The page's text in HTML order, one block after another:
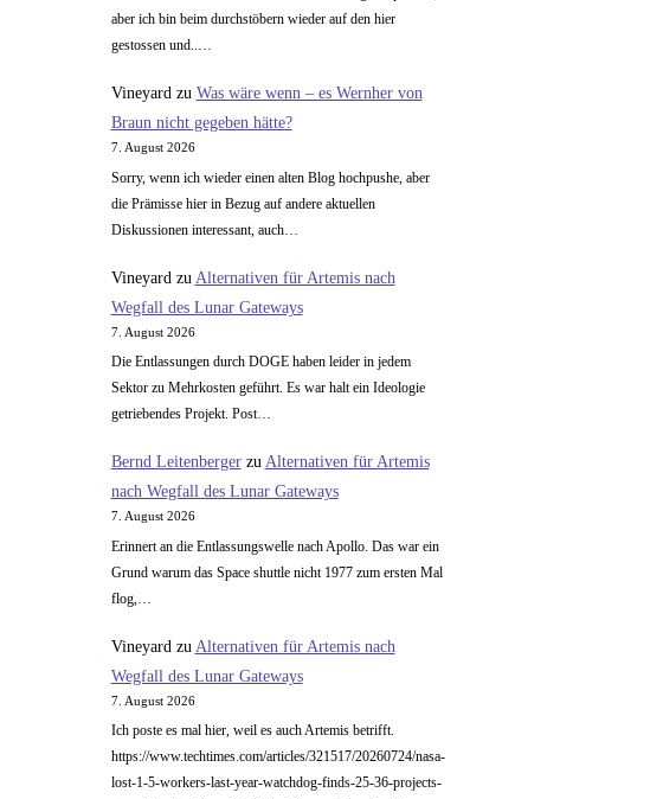
aber ich bin beim durchstöbern wieder auf den hier
gestossen und..…
Vineyardzu Was wäre wenn – es Wernher von
Braun nicht gegeben hätte?
7. August 2026
Sorry, wenn ich wieder einen alten Blog hochpushe, aber
die Prämisse hier in Bezug auf andere aktuellen
Diskussionen interessant, auch…
Vineyard zu Alternativen für Artemis nach
Wegfall des Lunar Gateways
7. August 2026
Die Entlassungen durch DOGE haben leider in jedem
Sektor zu Mehrkosten geführt. Es war halt ein Ideologie
getriebendes Projekt. Post…
Bernd Leitenbergerzu Alternativen für Artemis
nach Wegfall des Lunar Gateways
7. August 2026
Erinnert an die Entlassungswelle nach Apollo. Das war ein
Grund warum das Space shuttle nicht 1977 zum ersten Mal
flog,…
Vineyard zu Alternativen für Artemis nach
Wegfall des Lunar Gateways
7. August 2026
Ich poste es mal hier, weil es auch Artemis betrifft.
https://www.techtimes.com/articles/321517/20260724/nasa-
lost-1-5-workers-last-year-watchdog-finds-25-36-projects-